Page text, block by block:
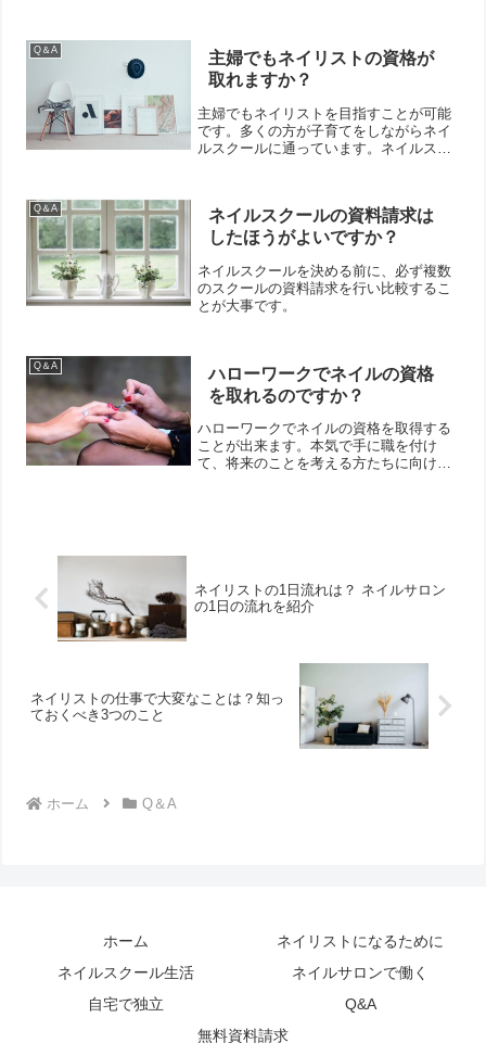
Q＆A
主婦でもネイリストの資格が
取れますか？
主婦でもネイリストを目指すことが可能
です。多くの方が子育てをしながらネイ
ルスクールに通っています。ネイルスク
目指すことも可能です。
Q＆A
ネイルスクールの資料請求は
したほうがよいですか？
ネイルスクールを決める前に、必ず複数
のスクールの資料請求を行い比較するこ
とが大事です。
Q＆A
ハローワークでネイルの資格
を取れるのですか？
ハローワークでネイルの資格を取得する
ことが出来ます。本気で手に職を付け
て、将来のことを考える方たちに向けて
ネイリストの1日流れは？ ネイルサロン
の1日の流れを紹介
ネイリストの仕事で大変なことは？知っ
ておくべき3つのこと
ホーム Q＆A
ホーム
ネイリストになるために
ネイルスクール生活
ネイルサロンで働く
自宅で独立
Q&A
無料資料請求